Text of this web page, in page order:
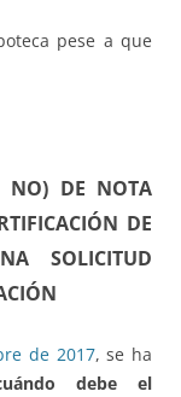
pese a que
NO) DE NOTA
DE
SOLICITUD
de 2017, se ha
debe el